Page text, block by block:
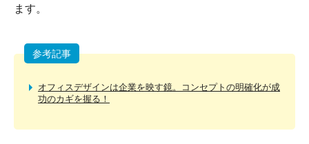
ます。
参考記事
オフィスデザインは企業を映す鏡。コンセプトの明確化が成
功のカギを握る！